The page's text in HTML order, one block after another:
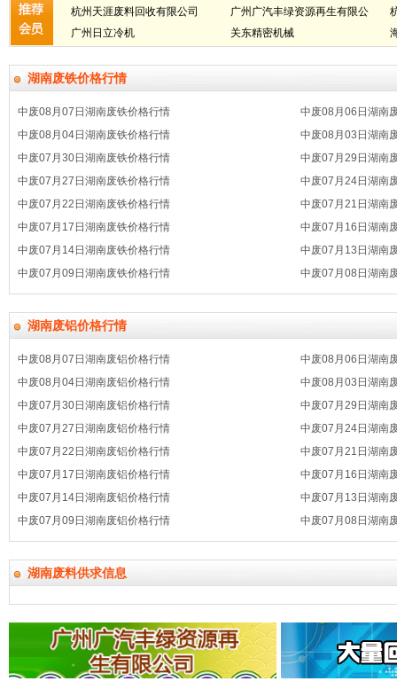
限公司
有限公司
杭州天涯废料回收有限公司
广州广汽丰绿资源再生有限公
司
广州日立冷机
关东精密机械
湖南废铁价格行情
中废08月07日湖南废铁价格行情
中废08月06日湖南
中废08月04日湖南废铁价格行情
中废08月03日湖南
中废07月30日湖南废铁价格行情
中废07月29日湖南
中废07月27日湖南废铁价格行情
中废07月24日湖南
中废07月22日湖南废铁价格行情
中废07月21日湖南
中废07月17日湖南废铁价格行情
中废07月16日湖南
中废07月14日湖南废铁价格行情
中废07月13日湖南
中废07月09日湖南废铁价格行情
中废07月08日湖南
湖南废铝价格行情
中废08月07日湖南废铝价格行情
中废08月06日湖南
中废08月04日湖南废铝价格行情
中废08月03日湖南
中废07月30日湖南废铝价格行情
中废07月29日湖南
中废07月27日湖南废铝价格行情
中废07月24日湖南
中废07月22日湖南废铝价格行情
中废07月21日湖南
中废07月17日湖南废铝价格行情
中废07月16日湖南
中废07月14日湖南废铝价格行情
中废07月13日湖南
中废07月09日湖南废铝价格行情
中废07月08日湖南
湖南废料供求信息